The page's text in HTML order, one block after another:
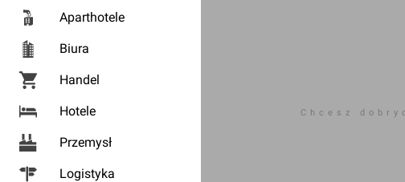
Aparthotele
Biura
Handel
Hotele
Przemysł
Logistyka
Chcesz